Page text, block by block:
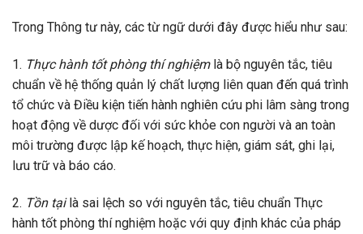
Trong Thông tư này, các từ ngữ dưới đây được hiểu như sau:
1. Thực hành tốt phòng thí nghiệm là bộ nguyên tắc, tiêu
chuẩn về hệ thống quản lý chất lượng liên quan đến quá trình
tổ chức và Điều kiện tiến hành nghiên cứu phi lâm sàng trong
hoạt động về dược đối với sức khỏe con người và an toàn
môi trường được lập kế hoạch, thực hiện, giám sát, ghi lại,
lưu trữ và báo cáo.
2. Tồn tạilà sai lệch so với nguyên tắc, tiêu chuẩn Thực
hành tốt phòng thí nghiệm hoặc với quy định khác của pháp